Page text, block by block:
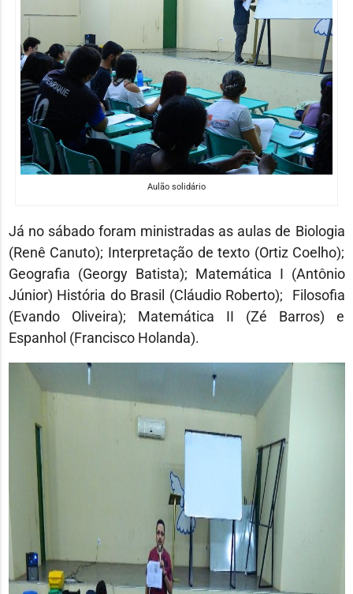
Aulão solidário
Já no sábado foram ministradas as aulas de Biologia
(Renê Canuto); Interpretação de texto (Ortiz Coelho);
Geografia (Georgy Batista); Matemática I (Antônio
Júnior) História do Brasil (Cláudio Roberto); Filosofia
(Evando Oliveira); Matemática II (Zé Barros) e
Espanhol (Francisco Holanda).